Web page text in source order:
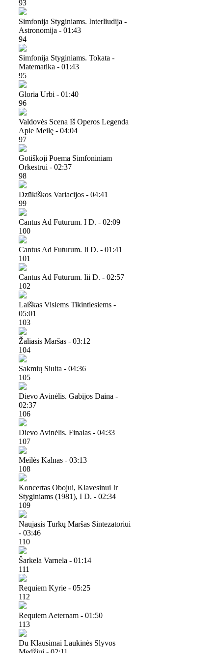
93
Simfonija Styginiams. Interliudija -
Astronomija - 01:43
94
Simfonija Styginiams. Tokata -
Matematika - 01:43
95
Gloria Urbi - 01:40
96
Valdovės Scena Iš Operos Legenda
Apie Meilę - 04:04
97
Gotiškoji Poema Simfoniniam
Orkestrui - 02:37
98
Dzūkiškos Variacijos - 04:41
99
Cantus Ad Futurum. I D. - 02:09
100
Cantus Ad Futurum. Ii D. - 01:41
101
Cantus Ad Futurum. Iii D. - 02:57
102
Laiškas Visiems Tikintiesiems -
05:01
103
Žaliasis Maršas - 03:12
104
Sakmių Siuita - 04:36
105
Dievo Avinėlis. Gabijos Daina -
02:37
106
Dievo Avinėlis. Finalas - 04:33
107
Meilės Kalnas - 03:13
108
Koncertas Obojui, Klavesinui Ir
Styginiams (1981), I D. - 02:34
109
Naujasis Turkų Maršas Sintezatoriui
- 03:46
110
Šarkela Varnela - 01:14
111
Requiem Kyrie - 05:25
112
Requiem Aeternam - 01:50
113
Du Klausimai Laukinės Slyvos